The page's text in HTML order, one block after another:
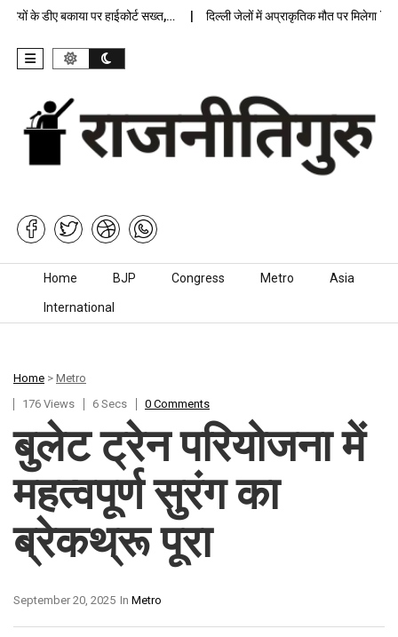
के डीए बकाया पर हाईकोर्ट सख्त,… दिल्ली जेलों में अप्राकृतिक मौत पर मिलेगा 7.5…
Skip to content
Home BJP Congress Metro Asia
International
Home > Metro
176 Views
6 Secs 0 Comments
बुलेट ट्रेन परियोजना में
महत्वपूर्ण सुरंग का
ब्रेकथ्रू पूरा
In Metro
September 20, 2025